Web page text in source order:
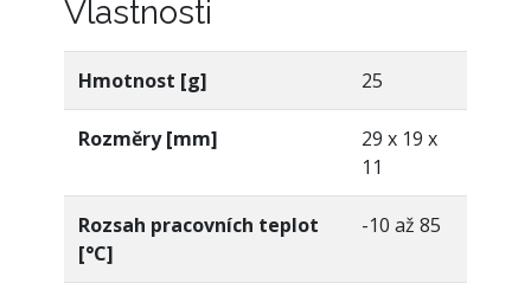
Vlastnosti
Hmotnost [g] 25
Rozměry [mm]
29 x 19 x
11
Rozsah pracovních teplot
[°C]
-10 až 85